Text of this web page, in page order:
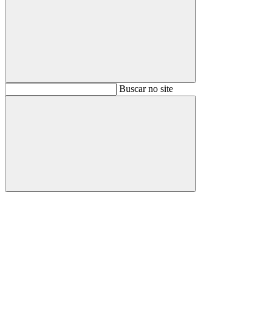
BuscarBuscar no site
Buscar